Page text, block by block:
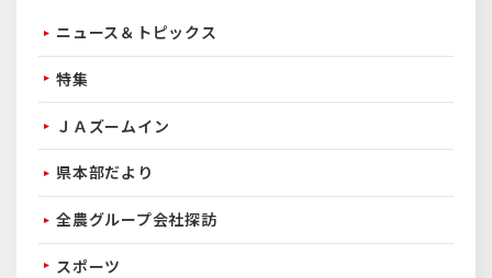
ニュース＆トピックス
特集
ＪＡズームイン
県本部だより
全農グループ会社探訪
スポーツ